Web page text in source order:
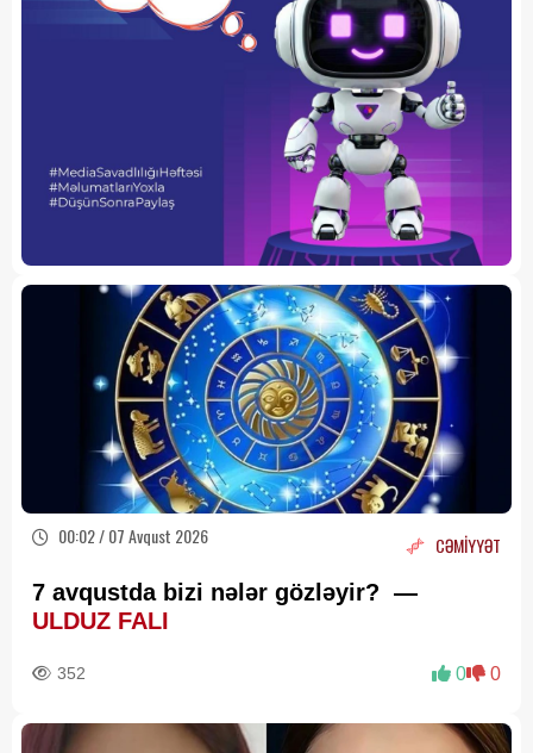
00:02 / 07 Avqust 2026 CƏMİYYƏT
7 avqustda bizi nələr gözləyir? —
ULDUZ FALI
352 0 0